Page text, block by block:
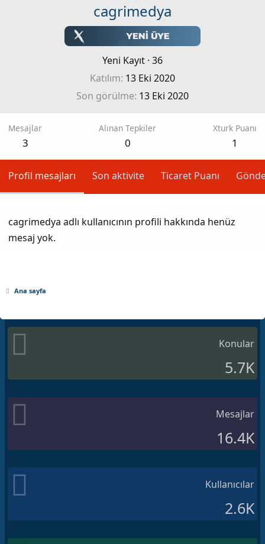
cagrimedya
Yeni Kayıt · 36
Katılım 13 Eki 2020
Son görülme 13 Eki 2020
Mesajlar
3
Alınan Tepkiler
0
Xturk Puanı
1
Profil mesajları Son aktivite Ticaret Puanı
cagrimedya adlı kullanıcının profili hakkında henüz
mesaj yok.
Ana sayfa
Konular
5.7K
Mesajlar
16.4K
Kullanıcılar
2.6K